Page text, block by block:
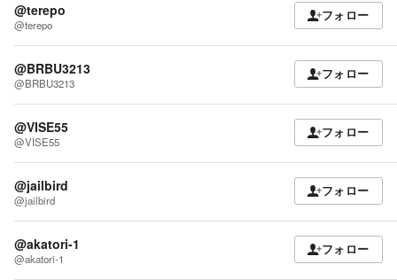
@terepo
@terepo
フォロー
@BRBU3213
@BRBU3213
フォロー
@VISE55
@VISE55
フォロー
@jailbird
@jailbird
フォロー
@akatori-1
@akatori-1
フォロー